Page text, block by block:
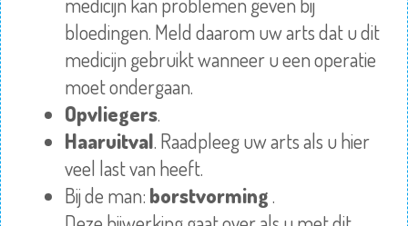
bloedingen. Meld daarom uw arts dat u dit
medicijn gebruikt wanneer u een operatie
moet ondergaan.
Opvliegers.
Haaruitval. Raadpleeguw arts als u hier
veel last van heeft.
Bij de man: borstvorming.